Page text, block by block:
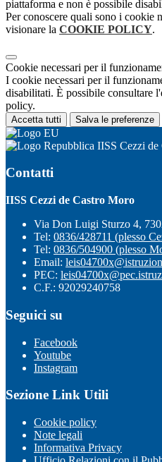
piattaforma e non è possibile
Per conoscere quali sono i cookie
visionare la COOKIE POLICY.
Cookie necessari per il
I cookie necessari per il
disabilitati. È possibile consultare
policy.
Accetta tutti Salva le preferenze
IISS Cezzi
Contatti
IISS Cezzi de Castro Moro
Via Don Luigi Sturzo 4,
Tel: 0836/428711 (plesso
Tel: 0836/504900 (plesso
Email:
PEC:
C.F.: 92029240758
Seguici su
Facebook
Youtube
Instagram
Sezione Link Utili
Cookie policy
Note legali
Informativa Privacy